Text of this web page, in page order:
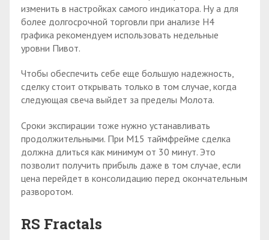
изменить в настройках самого индикатора. Ну а для
более долгосрочной торговли при анализе H4
графика рекомендуем использовать недельные
уровни Пивот.
Чтобы обеспечить себе еще большую надежность,
сделку стоит открывать только в том случае, когда
следующая свеча выйдет за пределы Молота.
Сроки экспирации тоже нужно устанавливать
продолжительными. При М15 таймфрейме сделка
должна длиться как минимум от 30 минут. Это
позволит получить прибыль даже в том случае, если
цена перейдет в консолидацию перед окончательным
разворотом.
RS Fractals